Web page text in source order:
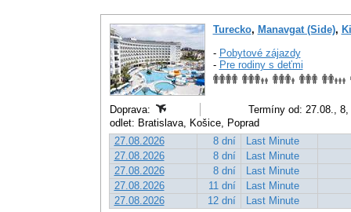
Turecko, Manavgat (Side),
- Pobytové zájazdy
- Pre rodiny s deťmi
Doprava:
Termíny od: 27.08.,
odlet: Bratislava, Košice, Poprad
27.08.2026
8 dní
Last Minute
27.08.2026
8 dní
Last Minute
27.08.2026
8 dní
Last Minute
27.08.2026
11 dní
Last Minute
27.08.2026
12 dní Last Minute